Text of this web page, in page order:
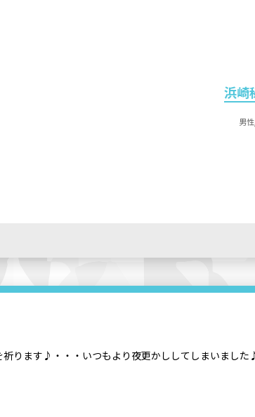
浜崎
男
ります♪・・・いつもより夜更かししてしまいまし